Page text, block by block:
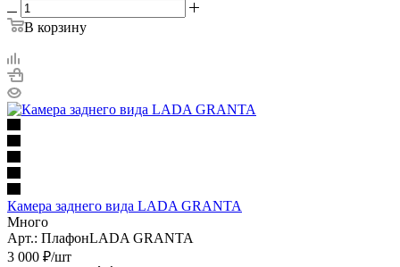
В корзину
Камера заднего вида LADA GRANTA
Много
Арт.: ПлафонLADA GRANTA
3 000 ₽/шт